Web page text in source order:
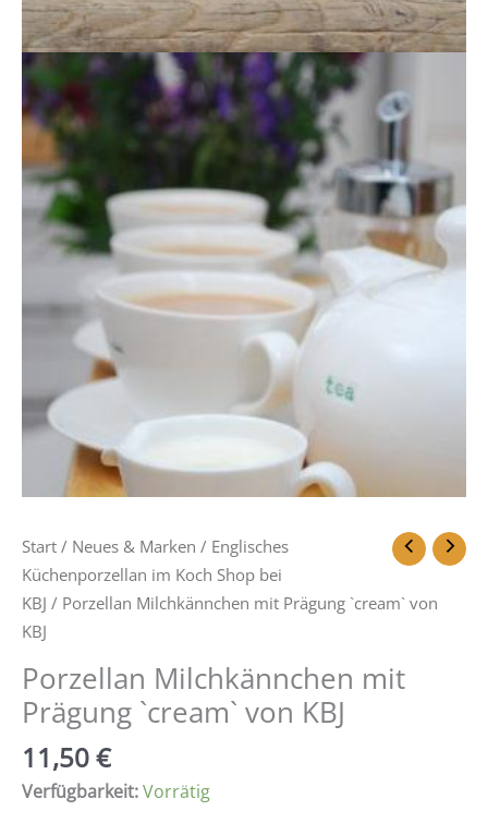
Start / Neues & Marken / Englisches
Küchenporzellan im Koch Shop bei
KBJ / Porzellan Milchkännchen mit Prägung `cream` von
KBJ
Porzellan Milchkännchen mit
Prägung `cream` von KBJ
11,50€
Verfügbarkeit:Vorrätig